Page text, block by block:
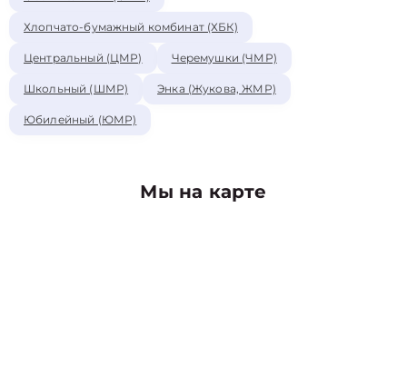
Хлопчато-бумажный комбинат (ХБК)
Центральный (ЦМР) Черемушки (ЧМР)
Школьный (ШМР) Энка (Жукова, ЖМР)
Юбилейный (ЮМР)
Мы на карте